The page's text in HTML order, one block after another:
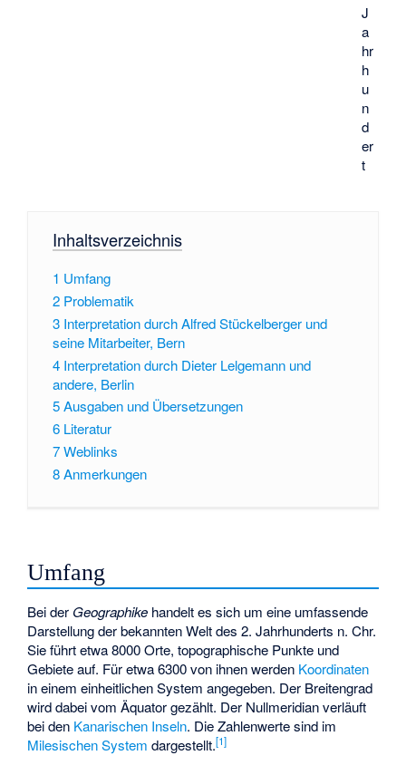
J
a
hr
h
u
n
d
er
t
Inhaltsverzeichnis
1 Umfang
2 Problematik
3 Interpretation durch Alfred Stückelberger und
seine Mitarbeiter, Bern
4 Interpretation durch Dieter Lelgemann und
andere, Berlin
5Ausgaben und Übersetzungen
6 Literatur
7Weblinks
8Anmerkungen
Umfang
Bei der Geographike handelt es sich um eine umfassende
Darstellung der bekannten Welt des 2. Jahrhunderts n. Chr.
Sie führt etwa 8000 Orte, topographische Punkte und
Gebiete auf. Für etwa 6300 von ihnen werden Koordinaten
in einem einheitlichen System angegeben. Der Breitengrad
wird dabei vom Äquator gezählt. Der Nullmeridian verläuft
bei den Kanarischen Inseln. Die Zahlenwerte sind im
Milesischen System dargestellt.[1]